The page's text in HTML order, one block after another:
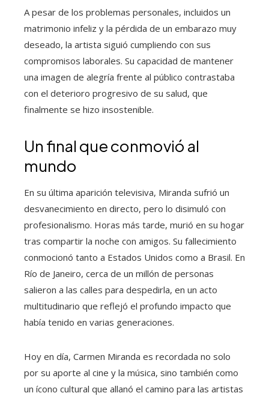
A pesar de los problemas personales, incluidos un
matrimonio infeliz y la pérdida de un embarazo muy
deseado, la artista siguió cumpliendo con sus
compromisos laborales. Su capacidad de mantener
una imagen de alegría frente al público contrastaba
con el deterioro progresivo de su salud, que
finalmente se hizo insostenible.
Un final que conmovió al
mundo
En su última aparición televisiva, Miranda sufrió un
desvanecimiento en directo, pero lo disimuló con
profesionalismo. Horas más tarde, murió en su hogar
tras compartir la noche con amigos. Su fallecimiento
conmocionó tanto a Estados Unidos como a Brasil. En
Río de Janeiro, cerca de un millón de personas
salieron a las calles para despedirla, en un acto
multitudinario que reflejó el profundo impacto que
había tenido en varias generaciones.
Hoy en día, Carmen Miranda es recordada no solo
por su aporte al cine y la música, sino también como
un ícono cultural que allanó el camino para las artistas